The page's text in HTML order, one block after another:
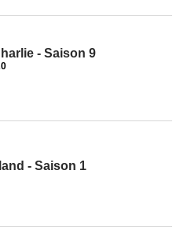
- Saison 9
- Saison 1